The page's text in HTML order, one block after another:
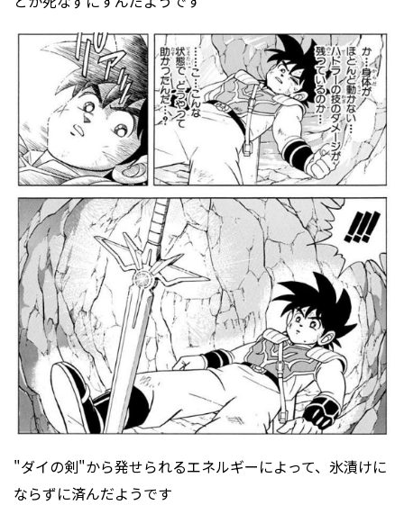
"ダイの剣"から発せられるエネルギーによって、氷漬けに
ならずに済んだようです